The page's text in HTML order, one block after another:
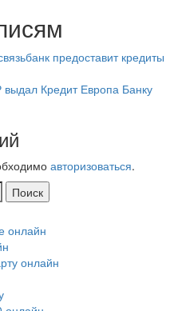
предоставит кредиты
Кредит Европа Банку
авторизоваться.
онлайн
онлайн